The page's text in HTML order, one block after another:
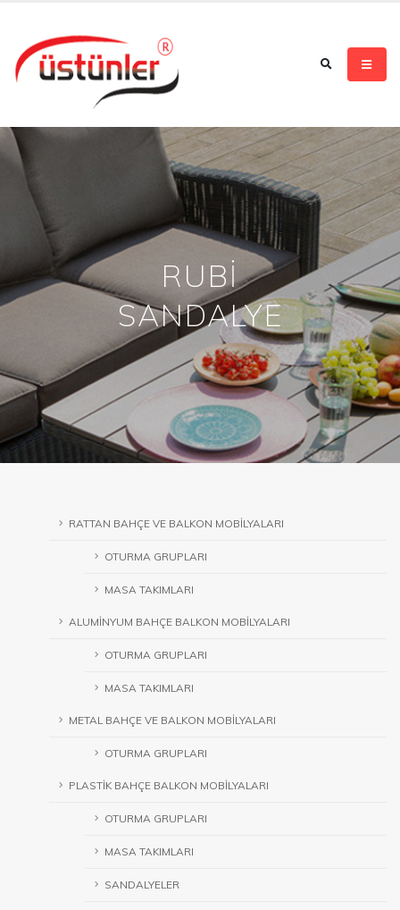
RUBİ
SANDALYE
RATTAN BAHÇE VE BALKON MOBİLYALARI
OTURMA GRUPLARI
MASA TAKIMLARI
ALUMİNYUM BAHÇE BALKON MOBİLYALARI
OTURMA GRUPLARI
MASA TAKIMLARI
METAL BAHÇE VE BALKON MOBİLYALARI
OTURMA GRUPLARI
PLASTİK BAHÇE BALKON MOBİLYALARI
OTURMA GRUPLARI
MASA TAKIMLARI
SANDALYELER